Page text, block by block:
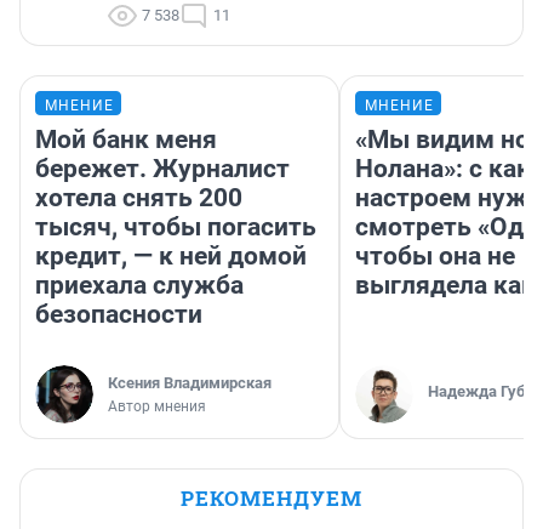
7 538 11
МНЕНИЕ
Мой банк меня
бережет. Журналист
хотела снять 200
тысяч, чтобы погасить
кредит, — к ней домой
приехала служба
безопасности
Ксения Владимирская
Автор мнения
МНЕНИЕ
«Мы видим
Нолана»: с
настроем
смотреть
чтобы она не
выглядела как
Надежда
РЕКОМЕНДУЕМ